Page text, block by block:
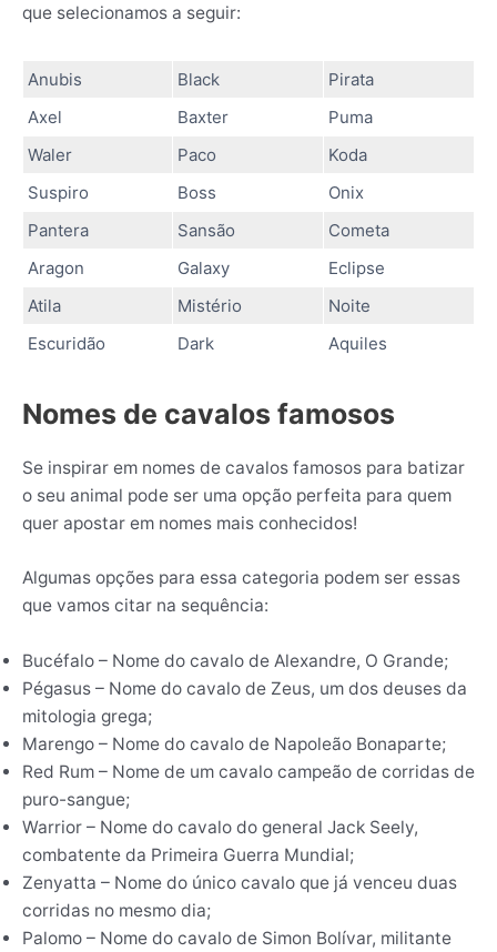
que selecionamos a seguir:
Anubis Black
Pirata
Axel
Baxter
Puma
Waler
Paco
Koda
Suspiro
Boss
Onix
Pantera
Sansão
Cometa
Aragon
Galaxy
Eclipse
Atila
Mistério
Noite
Escuridão
Dark Aquiles
Nomes de cavalos famosos
Se inspirar em nomes de cavalos famosos para batizar
o seu animal pode ser uma opção perfeita para quem
quer apostar em nomes mais conhecidos!
Algumas opções para essa categoria podem ser essas
que vamos citar na sequência:
Bucéfalo – Nome do cavalo de Alexandre, O Grande;
Pégasus – Nome do cavalo de Zeus, um dos deuses da
mitologia grega;
Marengo – Nome do cavalo de Napoleão Bonaparte;
Red Rum – Nome de um cavalo campeão de corridas de
puro-sangue;
Warrior – Nome do cavalo do general Jack Seely,
combatente da Primeira Guerra Mundial;
Zenyatta – Nome do único cavalo que já venceu duas
corridas no mesmo dia;
Palomo – Nome do cavalo de Simon Bolívar, militante